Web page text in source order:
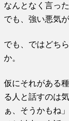
なんとなく言っ
でも、強い悪気
でも、ではどち
か。
仮にそれがある
る人と話すのは
ぁ、そうかもね